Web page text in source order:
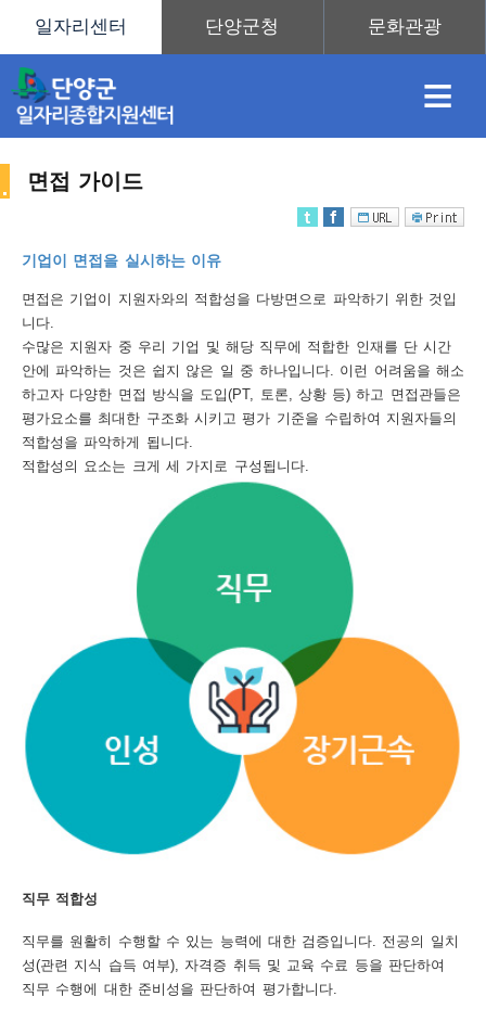
≡
용
정
재
정
업
훈
보
업
도
터
안
면접 가이드
기업이 면접을 실시하는 이유
면접은 기업이 지원자와의 적합성을 다방면으로 파악하기 위한 것입
니다.
수많은 지원자 중 우리 기업 및 해당 직무에 적합한 인재를 단 시간
안에 파악하는 것은 쉽지 않은 일 중 하나입니다. 이런 어려움을 해소
하고자 다양한 면접 방식을 도입(PT, 토론, 상황 등) 하고 면접관들은
평가요소를 최대한 구조화 시키고 평가 기준을 수립하여 지원자들의
적합성을 파악하게 됩니다.
적합성의 요소는 크게 세 가지로 구성됩니다.
직무 적합성
직무를 원활히 수행할 수 있는 능력에 대한 검증입니다. 전공의 일치
성(관련 지식 습득 여부), 자격증 취득 및 교육 수료 등을 판단하여
직무 수행에 대한 준비성을 판단하여 평가합니다.
취
업
우
취
업